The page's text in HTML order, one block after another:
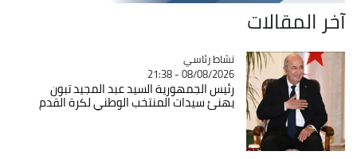
آخر المقالات
Catégorie
نشاط رئاسي
08/08/2026 - 21:38
رئيس الجمهورية السيد عبد المجيد تبون
يهنئ سيدات المنتخب الوطني لكرة القدم